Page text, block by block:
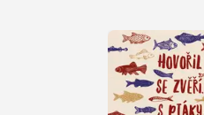
Přehrát
ukázku